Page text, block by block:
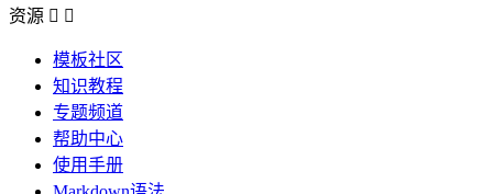
资源  
模板社区
知识教程
专题频道
帮助中心
使用手册